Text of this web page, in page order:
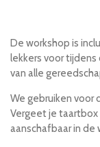
De workshop is
lekkers voor tijdens
van alle
We gebruiken voor
Vergeet je
aanschafbaar in de